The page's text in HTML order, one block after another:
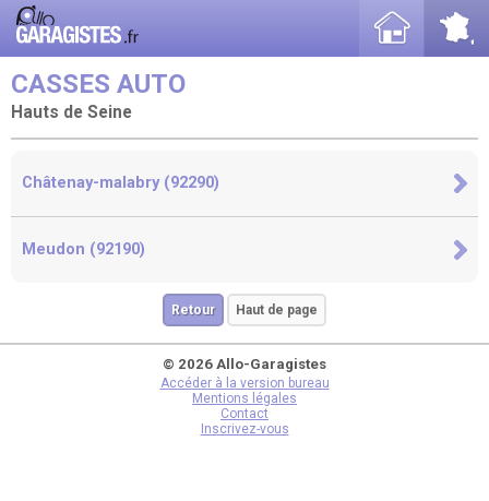
CASSES AUTO
Hauts de Seine
Châtenay-malabry (92290)
Meudon (92190)
Retour Haut de page
© 2026 Allo-Garagistes
Accéder à la version bureau
Mentions légales
Contact
Inscrivez-vous